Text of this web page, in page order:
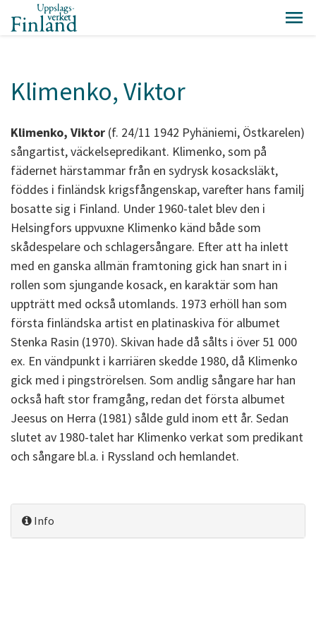
Klimenko, Viktor
Klimenko, Viktor (f. 24/11 1942 Pyhäniemi, Östkarelen)
sångartist, väckelsepredikant. Klimenko, som på
fädernet härstammar från en sydrysk kosacksläkt,
föddes i finländsk krigsfångenskap, varefter hans familj
bosatte sig i Finland. Under 1960-talet blev den i
Helsingfors uppvuxne Klimenko känd både som
skådespelare och schlagersångare. Efter att ha inlett
med en ganska allmän framtoning gick han snart in i
rollen som sjungande kosack, en karaktär som han
uppträtt med också utomlands. 1973 erhöll han som
första finländska artist en platinaskiva för albumet
Stenka Rasin (1970). Skivan hade då sålts i över 51 000
ex. En vändpunkt i karriären skedde 1980, då Klimenko
gick med i pingströrelsen. Som andlig sångare har han
också haft stor framgång, redan det första albumet
Jeesus on Herra (1981) sålde guld inom ett år. Sedan
slutet av 1980-talet har Klimenko verkat som predikant
och sångare bl.a. i Ryssland och hemlandet.
Info